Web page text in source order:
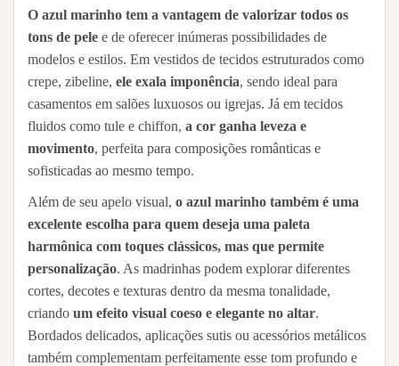
O azul marinho tem a vantagem de valorizar todos os
tons de pele e de oferecer inúmeras possibilidades de
modelos e estilos. Em vestidos de tecidos estruturados como
crepe, zibeline, ele exala imponência, sendo ideal para
casamentos em salões luxuosos ou igrejas. Já em tecidos
fluidos como tule e chiffon, a cor ganha leveza e
movimento, perfeita para composições românticas e
sofisticadas ao mesmo tempo.
Além de seu apelo visual, o azul marinho também é uma
excelente escolha para quem deseja uma paleta
harmônica com toques clássicos, mas que permite
personalização. As madrinhas podem explorar diferentes
cortes, decotes e texturas dentro da mesma tonalidade,
criando um efeito visual coeso e elegante no altar.
Bordados delicados, aplicações sutis ou acessórios metálicos
também complementam perfeitamente esse tom profundo e